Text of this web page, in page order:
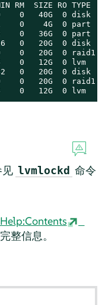
SIZE RO TYPE
0   40G  0 disk
0    4G  0 part
0   36G  0 part  /
0   20G  0 disk
0   20G  0 raid1
0   12G  0 lvm
0   20G  0 disk
0   20G  0 raid1
0   12G  0 lvm
lvmlockd 命令
整信息。